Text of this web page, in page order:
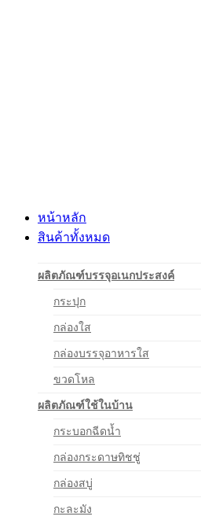
หน้าหลัก
สินค้าทั้งหมด
ผลิตภัณฑ์บรรจุอเนกประสงค์
กระปุก
กล่องใส
กล่องบรรจุอาหารใส
ขวดโหล
ผลิตภัณฑ์ใช้ในบ้าน
กระบอกฉีดน้ำ
กล่องกระดาษทิชชู่
กล่องสบู่
กะละมัง